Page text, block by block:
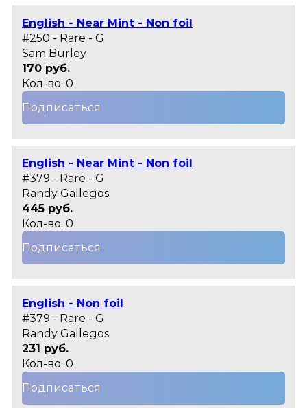
English - Near Mint - Non foil
#250 - Rare - G
Sam Burley
170 руб.
Кол-во: 0
Подписаться
English - Near Mint - Non foil
#379 - Rare - G
Randy Gallegos
445 руб.
Кол-во: 0
Подписаться
English - Non foil
#379 - Rare - G
Randy Gallegos
231 руб.
Кол-во: 0
Подписаться